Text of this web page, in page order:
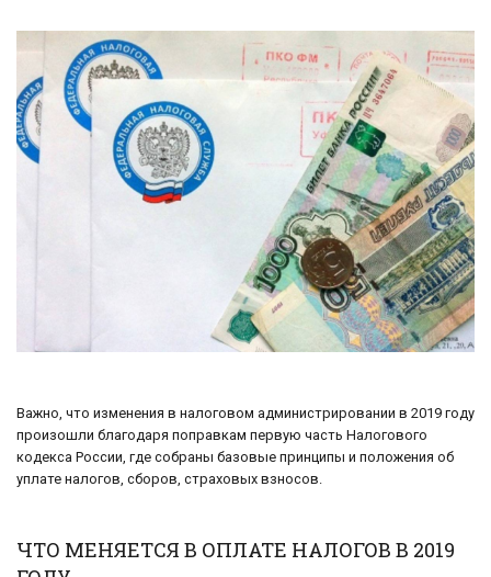
Важно, что изменения в налоговом администрировании в 2019 году
произошли благодаря поправкам первую часть Налогового
кодекса России, где собраны базовые принципы и положения об
уплате налогов, сборов, страховых взносов.
ЧТО МЕНЯЕТСЯ В ОПЛАТЕ НАЛОГОВ В 2019